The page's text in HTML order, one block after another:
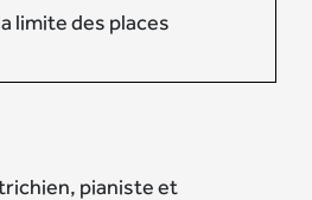
limite des places
pianiste et